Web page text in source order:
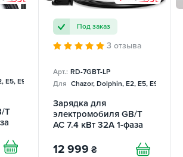
E5, E9, Mercedes
T
Под заказ
3 отзыва
Арт.: RD-7GBT-LP
Для Chazor, Dolphin, E2, E5, E9,
Зарядка для
электромобиля GB/T
AC 7.4 кВт 32А 1-фаза
12 999 ₴